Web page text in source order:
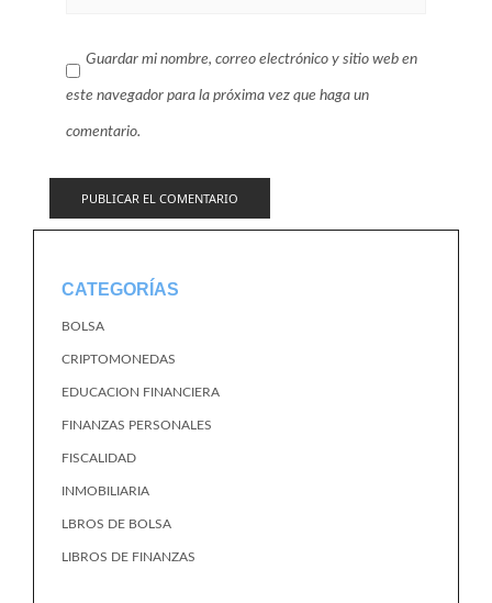
Guardar mi nombre, correo electrónico y sitio web en
este navegador para la próxima vez que haga un
comentario.
CATEGORÍAS
BOLSA
CRIPTOMONEDAS
EDUCACION FINANCIERA
FINANZAS PERSONALES
FISCALIDAD
INMOBILIARIA
LBROS DE BOLSA
LIBROS DE FINANZAS